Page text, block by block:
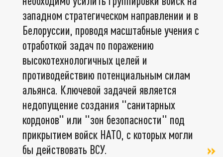
западном стратегическом направлении и в
Белоруссии, проводя масштабные учения с
отработкой задач по поражению
высокотехнологичных целей и
противодействию потенциальным силам
альянса. Ключевой задачей является
недопущение создания "санитарных
кордонов" или "зон безопасности" под
прикрытием войск НАТО, с которых могли
бы действовать ВСУ.